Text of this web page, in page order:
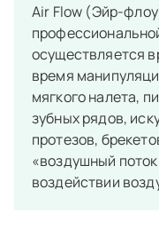
Air Flow (Эйр-
осуществляется
время
мягкого налета,
зубных рядов,
протезов,
«воздушный
воздействии